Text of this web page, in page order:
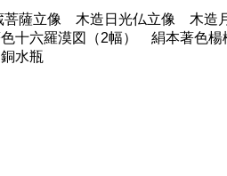
菩薩立像 木造日光仏立像 木
六羅漠図（2幅） 絹本著色楊
水瓶